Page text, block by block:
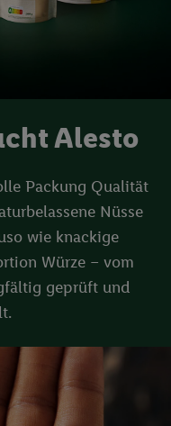
Alesto
Packung Qualität
Nüsse
wie knackige
Würze – vom
geprüft und